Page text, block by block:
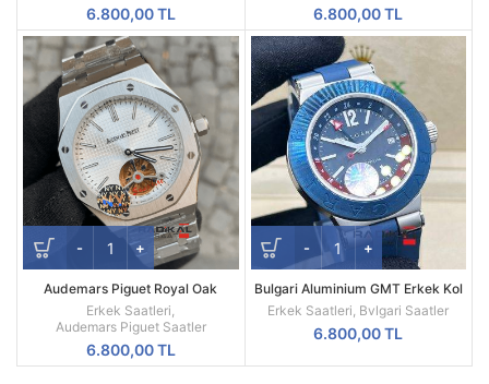
6.800,00TL 6.800,00TL
Audemars Piguet Royal Oak
Beyaz Kadran 44mm Türbillon
Replika Erkek Kol Saati
Erkek Saatleri,
Audemars Piguet Saatler
6.800,00TL
Bulgari Aluminium GMT Erkek Kol
Saati
Erkek Saatleri, Bvlgari Saatler
6.800,00TL